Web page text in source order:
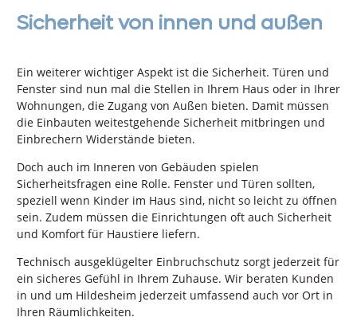
Sicherheit von innen und außen
Ein weiterer wichtiger Aspekt ist die Sicherheit. Türen und
Fenster sind nun mal die Stellen in Ihrem Haus oder in Ihrer
Wohnungen, die Zugang von Außen bieten. Damit müssen
die Einbauten weitestgehende Sicherheit mitbringen und
Einbrechern Widerstände bieten.
Doch auch im Inneren von Gebäuden spielen
Sicherheitsfragen eine Rolle. Fenster und Türen sollten,
speziell wenn Kinder im Haus sind, nicht so leicht zu öffnen
sein. Zudem müssen die Einrichtungen oft auch Sicherheit
und Komfort für Haustiere liefern.
Technisch ausgeklügelter Einbruchschutz sorgt jederzeit für
ein sicheres Gefühl in Ihrem Zuhause. Wir beraten Kunden
in und um Hildesheim jederzeit umfassend auch vor Ort in
Ihren Räumlichkeiten.